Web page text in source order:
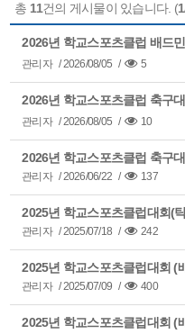
총 11건의 게시물이 있습니다. (1
2026년 학교스포츠클럽 배드
관리자 /2026/08/05 / 5
2026년 학교스포츠클럽 축구
관리자 /2026/08/05 / 10
2026년 학교스포츠클럽 축구
관리자 /2026/06/22 / 137
2025년 학교스포츠클럽대회(
관리자 /2025/07/18 / 242
2025년 학교스포츠클럽대회 (
관리자 /2025/07/09 / 400
2025년 학교스포츠클럽대회 (